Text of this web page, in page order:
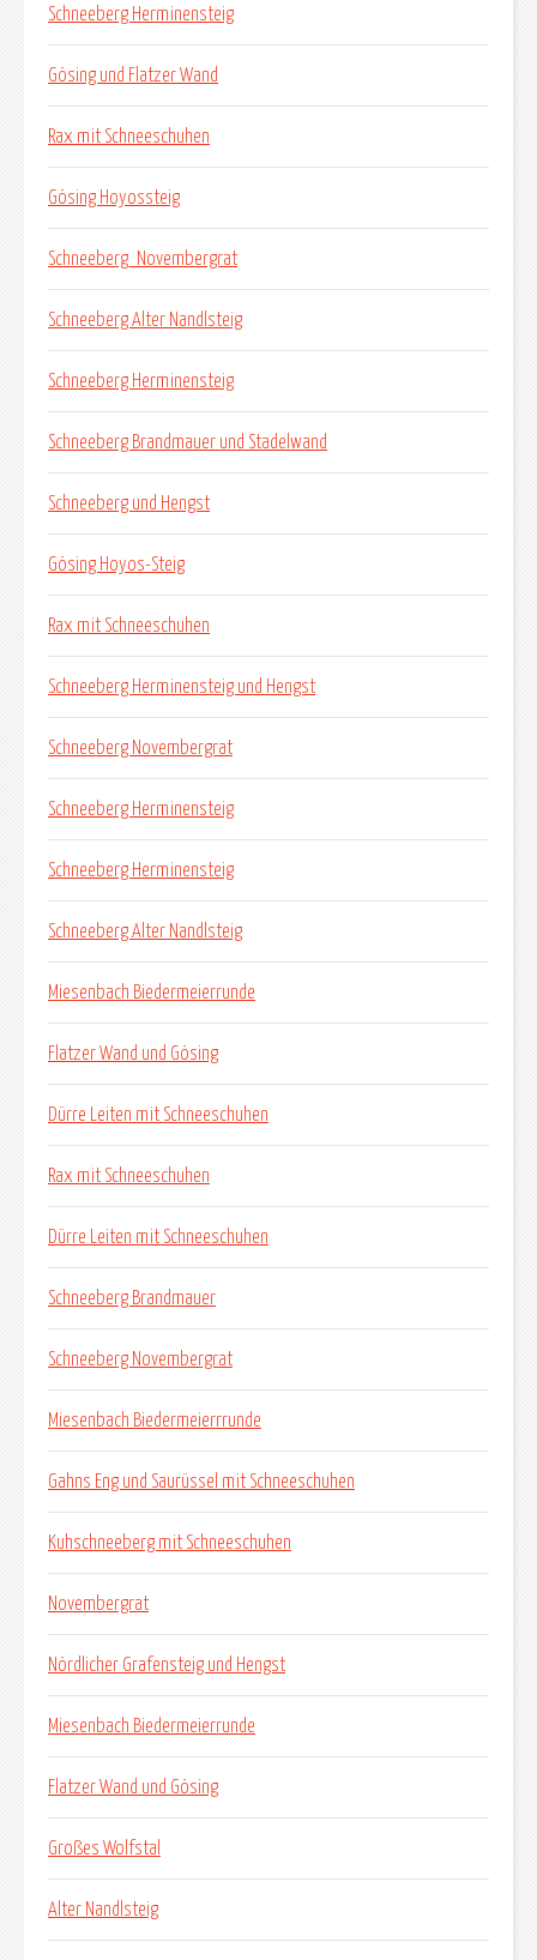
Schneeberg Herminensteig
Gösing und Flatzer Wand
Rax mit Schneeschuhen
Gösing Hoyossteig
Schneeberg_Novembergrat
Schneeberg Alter Nandlsteig
Schneeberg Herminensteig
Schneeberg Brandmauer und Stadelwand
Schneeberg und Hengst
Gösing Hoyos-Steig
Rax mit Schneeschuhen
Schneeberg Herminensteig und Hengst
Schneeberg Novembergrat
Schneeberg Herminensteig
Schneeberg Herminensteig
Schneeberg Alter Nandlsteig
Miesenbach Biedermeierrunde
Flatzer Wand und Gösing
Dürre Leiten mit Schneeschuhen
Rax mit Schneeschuhen
Dürre Leiten mit Schneeschuhen
Schneeberg Brandmauer
Schneeberg Novembergrat
Miesenbach Biedermeierrrunde
Gahns Eng und Saurüssel mit Schneeschuhen
Kuhschneeberg mit Schneeschuhen
Novembergrat
Nördlicher Grafensteig und Hengst
Miesenbach Biedermeierrunde
Flatzer Wand und Gösing
Großes Wolfstal
Alter Nandlsteig